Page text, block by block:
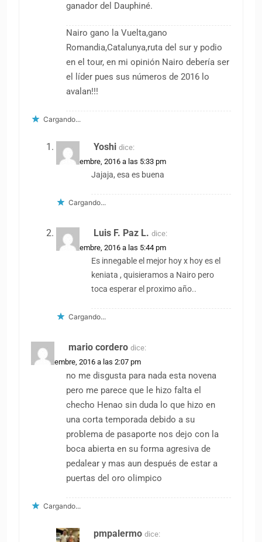
ganador del Dauphiné.
Nairo gano la Vuelta,gano
Romandia,Catalunya,ruta del sur y podio
en el tour, en mi opinión Nairo debería ser
el líder pues sus números de 2016 lo
avalan!!!
Cargando...
Yoshi dice:
19 noviembre, 2016 a las 5:33 pm
Jajaja, esa es buena
Cargando...
Luis F. Paz L. dice:
20 noviembre, 2016 a las 5:44 pm
Es innegable el mejor hoy x hoy es el
keniata , quisieramos a Nairo pero
toca esperar el proximo año..
Cargando...
mario cordero dice:
21 noviembre, 2016 a las 2:07 pm
no me disgusta para nada esta novena
pero me parece que le hizo falta el
checho Henao sin duda lo que hizo en
una corta temporada debido a su
problema de pasaporte nos dejo con la
boca abierta en su forma agresiva de
pedalear y mas aun después de estar a
puertas del oro olimpico
Cargando...
pmpalermo dice: